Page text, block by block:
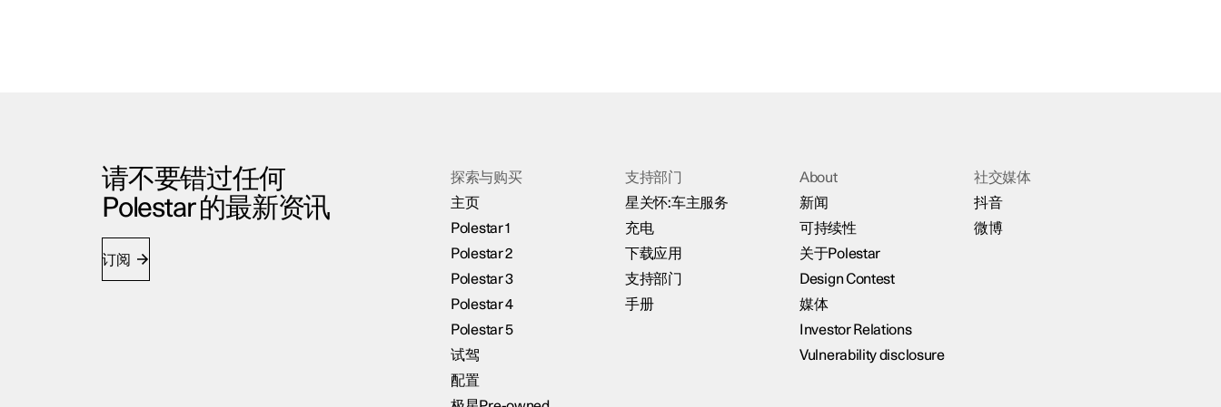
请不要错过任何
Polestar 的最新资讯
订阅
探索与购买
主页
Polestar 1
Polestar 2
Polestar 3
Polestar 4
Polestar 5
试驾
配置
支持部门
星关怀:车主服务
充电
下载应用
支持部门
手册
About
新闻
可持续性
关于Polestar
Design Contest
媒体
Investor Relations
Vulnerability disclosure
社交媒体
抖音
微博